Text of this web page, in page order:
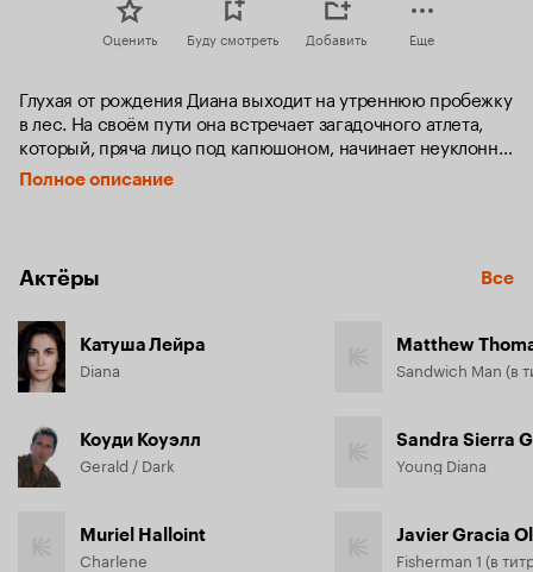
Оценить Буду смотреть Добавить Еще
Глухая от рождения Диана выходит на утреннюю пробежку
в лес. На своём пути она встречает загадочного атлета,
который, пряча лицо под капюшоном, начинает неуклонно
преследовать девушку. Между спортсменами начинается
смертельная гонка.
Полное описание
Актёры Все
Катуша Лейра
Diana
Коуди Коуэлл
Gerald / Dark
Muriel Halloint
Charlene
Sandra Sierra
Young Diana
Javier Gracia